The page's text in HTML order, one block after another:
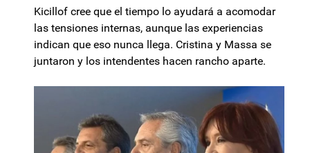
Kicillof cree que el tiempo lo ayudará a acomodar
las tensiones internas, aunque las experiencias
indican que eso nunca llega. Cristina y Massa se
juntaron y los intendentes hacen rancho aparte.